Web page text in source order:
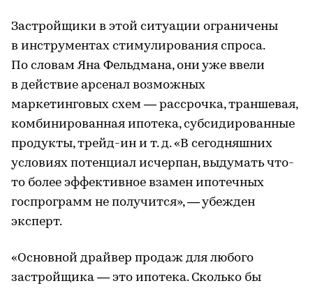
Застройщики в этой ситуации ограничены
в инструментах стимулирования спроса.
По словам Яна Фельдмана, они уже ввели
в действие арсенал возможных
маркетинговых схем — рассрочка, траншевая,
комбинированная ипотека, субсидированные
продукты, трейд-ин и т. д. «В сегодняшних
условиях потенциал исчерпан, выдумать что-
то более эффективное взамен ипотечных
госпрограмм не получится», — убежден
эксперт.
«Основной драйвер продаж для любого
застройщика — это ипотека. Сколько бы